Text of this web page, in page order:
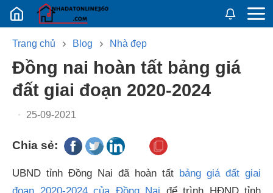
Nhadatban24h.vn
Trang chủ Blog Nhà đẹp
đồng nai hoàn tất bảng giá
đất giai đoạn 2020-2024
25-09-2021
Chia sẻ:
UBND tỉnh Đồng Nai đã hoàn tất bảng giá đất giai
đoạn 2020-2024 của Đồng Nai để trình HĐND tỉnh